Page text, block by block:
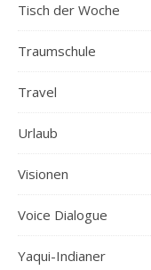
Tisch der Woche
Traumschule
Travel
Urlaub
Visionen
Voice Dialogue
Yaqui-Indianer